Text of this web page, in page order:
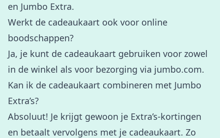
en Jumbo Extra.
Werkt de cadeaukaart ook voor online
boodschappen?
Ja, je kunt de cadeaukaart gebruiken voor zowel
in de winkel als voor bezorging via jumbo.com.
Kan ik de cadeaukaart combineren met Jumbo
Extra’s?
Absoluut! Je krijgt gewoon je Extra’s-kortingen
en betaalt vervolgens met je cadeaukaart. Zo